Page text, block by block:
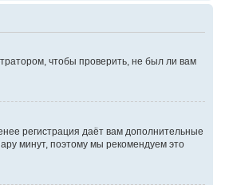
чтобы проверить, не был ли вам
регистрация даёт вам дополнительные
минут, поэтому мы рекомендуем это